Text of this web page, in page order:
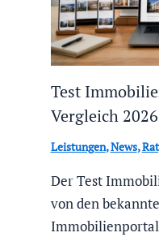
Test
Vergleich 2026
Leistungen,News,
Der Test
von den